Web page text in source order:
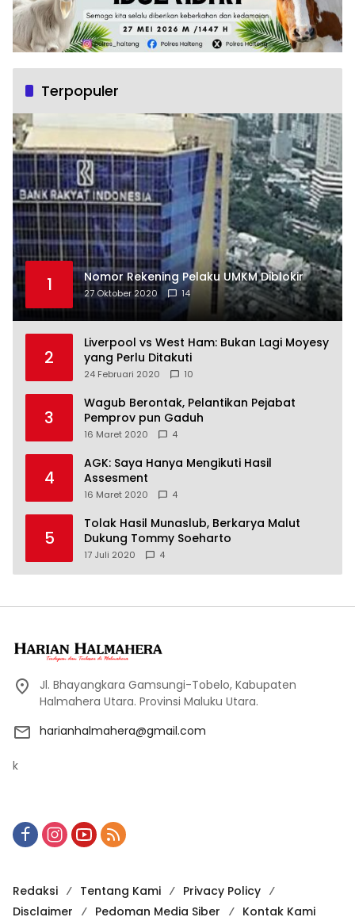
Terpopuler
1 Nomor Rekening Pelaku UMKM Diblokir
27 Oktober 2020 14
2
Liverpool vs West Ham: Bukan Lagi Moyesy
yang Perlu Ditakuti
24 Februari 2020 10
3
Wagub Berontak, Pelantikan Pejabat
Pemprov pun Gaduh
16 Maret 2020 4
4
AGK: Saya Hanya Mengikuti Hasil
Assesment
16 Maret 2020 4
5
Tolak Hasil Munaslub, Berkarya Malut
Dukung Tommy Soeharto
17 Juli 2020 4
Jl. Bhayangkara Gamsungi-Tobelo, Kabupaten
Halmahera Utara. Provinsi Maluku Utara.
harianhalmahera@gmail.com
k
Redaksi Tentang Kami
Privacy Policy
Disclaimer
Pedoman Media Siber Kontak Kami